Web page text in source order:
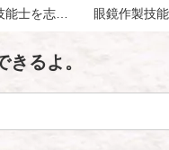
一般消費者、眼鏡作製技能士を志す方に向けて 眼鏡作製技
るよ。